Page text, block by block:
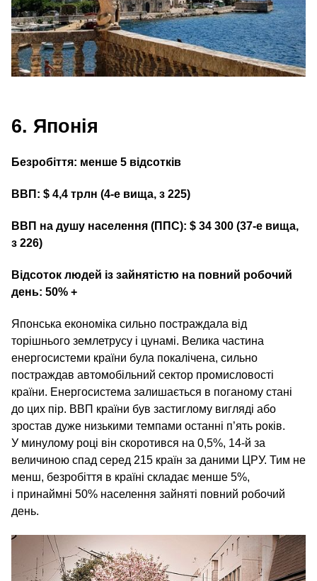
6. Японія
Безробіття: менше 5 відсотків
ВВП: $ 4,4 трлн (4‑е вища, з 225)
ВВП на душу населення (ППС): $ 34 300 (37‑е вища,
з 226)
Відсоток людей із зайнятістю на повний робочий
день: 50% +
Японська економіка сильно постраждала від
торішнього землетрусу і цунамі. Велика частина
енергосистеми країни була покалічена, сильно
постраждав автомобільний сектор промисловості
країни. Енергосистема залишається в поганому стані
до цих пір. ВВП країни був застиглому вигляді або
зростав дуже низькими темпами останні п’ять років.
У минулому році він скоротився на 0,5%, 14‑й за
величиною спад серед 215 країн за даними ЦРУ. Тим не
менш, безробіття в країні складає менше 5%,
і принаймні 50% населення зайняті повний робочий
день.